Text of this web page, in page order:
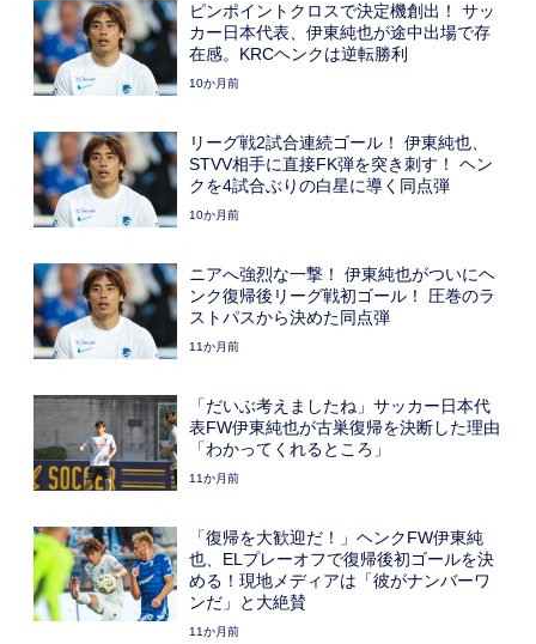
ピンポイントクロスで決定機創出！ サッ
カー日本代表、伊東純也が途中出場で存
在感。KRCヘンクは逆転勝利
10か月前
リーグ戦2試合連続ゴール！ 伊東純也、
STVV相手に直接FK弾を突き刺す！ ヘン
クを4試合ぶりの白星に導く同点弾
10か月前
ニアへ強烈な一撃！ 伊東純也がついにヘ
ンク復帰後リーグ戦初ゴール！ 圧巻のラ
ストパスから決めた同点弾
11か月前
「だいぶ考えましたね」サッカー日本代
表FW伊東純也が古巣復帰を決断した理由
「わかってくれるところ」
11か月前
「復帰を大歓迎だ！」ヘンクFW伊東純
也、ELプレーオフで復帰後初ゴールを決
める！現地メディアは「彼がナンバーワ
ンだ」と大絶賛
11か月前